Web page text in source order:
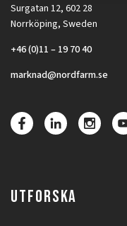
Surgatan 12, 602 28
Norrköping, Sweden
+46 (0)11 – 19 70 40
marknad@nordfarm.se
UTFORSKA